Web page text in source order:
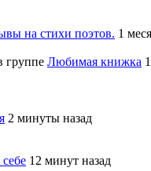
на стихи поэтов. 1
группе Любимая книжка
2 минуты назад
12 минут назад